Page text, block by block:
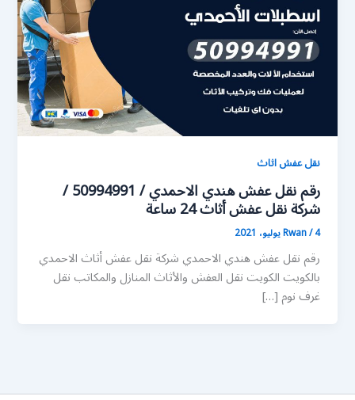
نقل عفش اثاث
رقم نقل عفش هندي الاحمدي / 50994991 /
شركة نقل عفش أثاث 24 ساعة
Rwan/4 يوليو، 2021
رقم نقل عفش هندي الاحمدي شركة نقل عفش أثاث الاحمدي
بالكويت الكويت نقل العفش والأثاث المنازل والمكاتب نقل
غرف نوم […]